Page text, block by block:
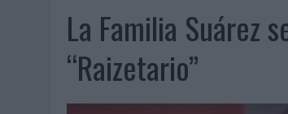
07/08/2026
PATRÓN CONVIERTE EL NUEVO
07/08/2026
EL VERANO PONE A PRUEBA LA
07/08/2026
VUELING CONVIERTE LOS
La Familia Suárez
“Raizetario”